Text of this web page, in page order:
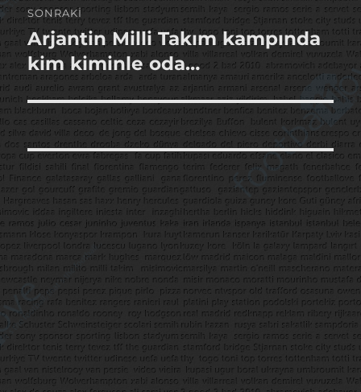
SONRAKI
Sonraki
yazı:
Arjantin Milli Takım kampında
kim kiminle oda…